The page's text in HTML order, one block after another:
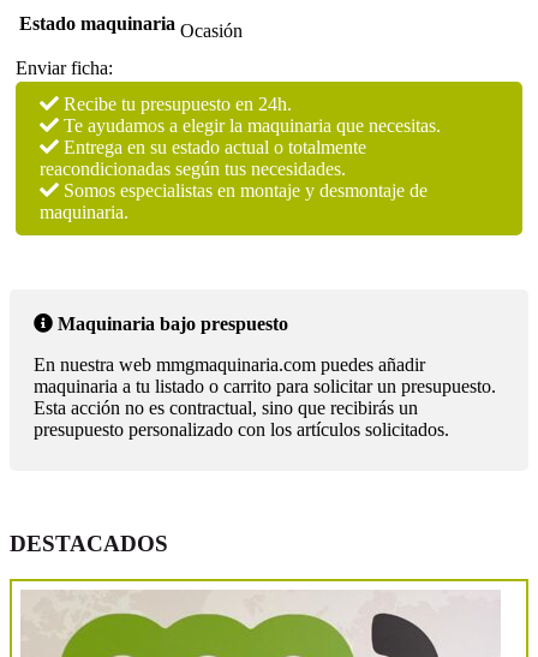
Estado maquinaria Ocasión
Enviar ficha:
Recibe tu presupuesto en 24h.
Te ayudamos a elegir la maquinaria que necesitas.
Entrega en su estado actual o totalmente
reacondicionadas según tus necesidades.
Somos especialistas en montaje y desmontaje de
maquinaria.
Maquinaria bajo prespuesto
En nuestra web mmgmaquinaria.com puedes añadir
maquinaria a tu listado o carrito para solicitar un presupuesto.
Esta acción no es contractual, sino que recibirás un
presupuesto personalizado con los artículos solicitados.
DESTACADOS